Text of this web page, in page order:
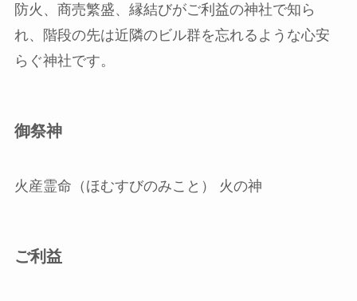
防火、商売繁盛、縁結びがご利益の神社で知ら
れ、階段の先は近隣のビル群を忘れるような心安
らぐ神社です。
御祭神
火産霊命（ほむすびのみこと） 火の神
ご利益